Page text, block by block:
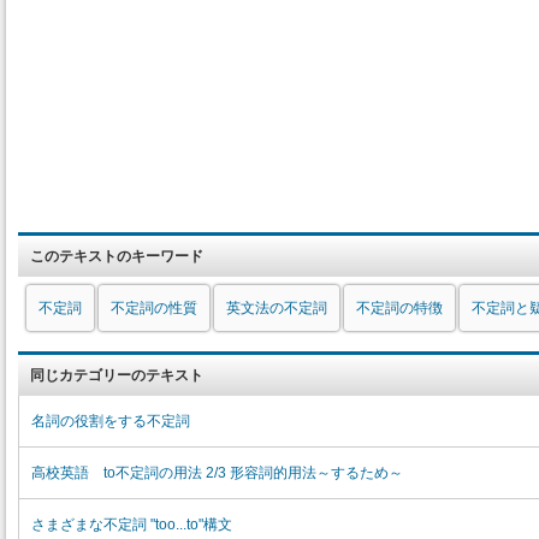
このテキストのキーワード
不定詞 不定詞の性質 英文法の不定詞 不定詞の特徴 不定詞と
同じカテゴリーのテキスト
名詞の役割をする不定詞
高校英語 to不定詞の用法 2/3 形容詞的用法～するため～
さまざまな不定詞 "too...to"構文